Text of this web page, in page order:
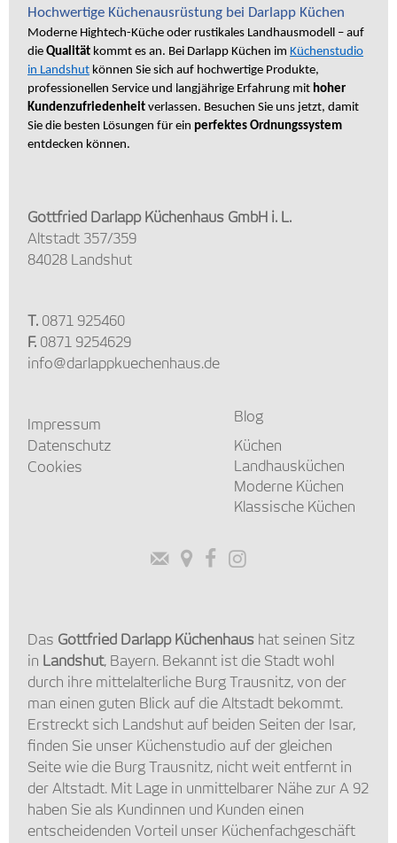
Hochwertige Küchenausrüstung bei Darlapp Küchen
Moderne Hightech-Küche oder rustikales Landhausmodell – auf
dieQualität kommt es an. Bei Darlapp Küchen im Küchenstudio
in Landshut können Sie sich auf hochwertige Produkte,
professionellen Service und langjährige Erfahrung mit hoher
Kundenzufriedenheit verlassen. Besuchen Sie uns jetzt, damit
Sie die besten Lösungen für ein perfektes Ordnungssystem
entdecken können.
Gottfried Darlapp Küchenhaus GmbH i. L.
Altstadt 357/359
84028 Landshut
T. 0871 925460
F. 0871 9254629
info@darlappkuechenhaus.de
Impressum
Datenschutz
Cookies
Blog
Küchen
Landhausküchen
Moderne Küchen
Klassische Küchen
   
Das Gottfried Darlapp Küchenhaus hat seinen Sitz
in Landshut, Bayern. Bekannt ist die Stadt wohl
durch ihre mittelalterliche Burg Trausnitz, von der
man einen guten Blick auf die Altstadt bekommt.
Erstreckt sich Landshut auf beiden Seiten der Isar,
finden Sie unser Küchenstudio auf der gleichen
Seite wie die Burg Trausnitz, nicht weit entfernt in
der Altstadt. Mit Lage in unmittelbarer Nähe zur A 92
haben Sie als Kundinnen und Kunden einen
entscheidenden Vorteil unser Küchenfachgeschäft